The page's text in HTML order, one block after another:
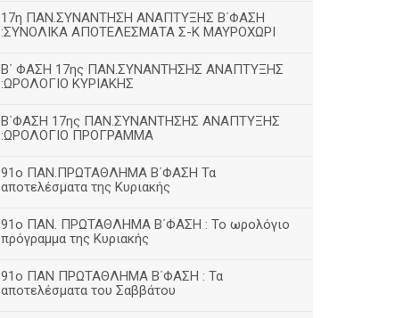
17η ΠΑΝ.ΣΥΝΑΝΤΗΣΗ ΑΝΑΠΤΥΞΗΣ Β΄ΦΑΣΗ
:ΣΥΝΟΛΙΚΑ ΑΠΟΤΕΛΕΣΜΑΤΑ Σ-Κ ΜΑΥΡΟΧΩΡΙ
B΄ ΦΑΣΗ 17ης ΠΑΝ.ΣΥΝΑΝΤΗΣΗΣ ΑΝΑΠΤΥΞΗΣ
:ΩΡΟΛΟΓΙΟ ΚΥΡΙΑΚΗΣ
Β΄ΦΑΣΗ 17ης ΠΑΝ.ΣΥΝΑΝΤΗΣΗΣ ΑΝΑΠΤΥΞΗΣ
:ΩΡΟΛΟΓΙΟ ΠΡΟΓΡΑΜΜΑ
91ο ΠΑΝ.ΠΡΩΤΑΘΛΗΜΑ Β΄ΦΑΣΗ Τα
αποτελέσματα της Κυριακής
91ο ΠΑΝ. ΠΡΩΤΑΘΛΗΜΑ Β΄ΦΑΣΗ : Το ωρολόγιο
πρόγραμμα της Κυριακής
91ο ΠΑΝ ΠΡΩΤΑΘΛΗΜΑ Β΄ΦΑΣΗ : Τα
αποτελέσματα του Σαββάτου